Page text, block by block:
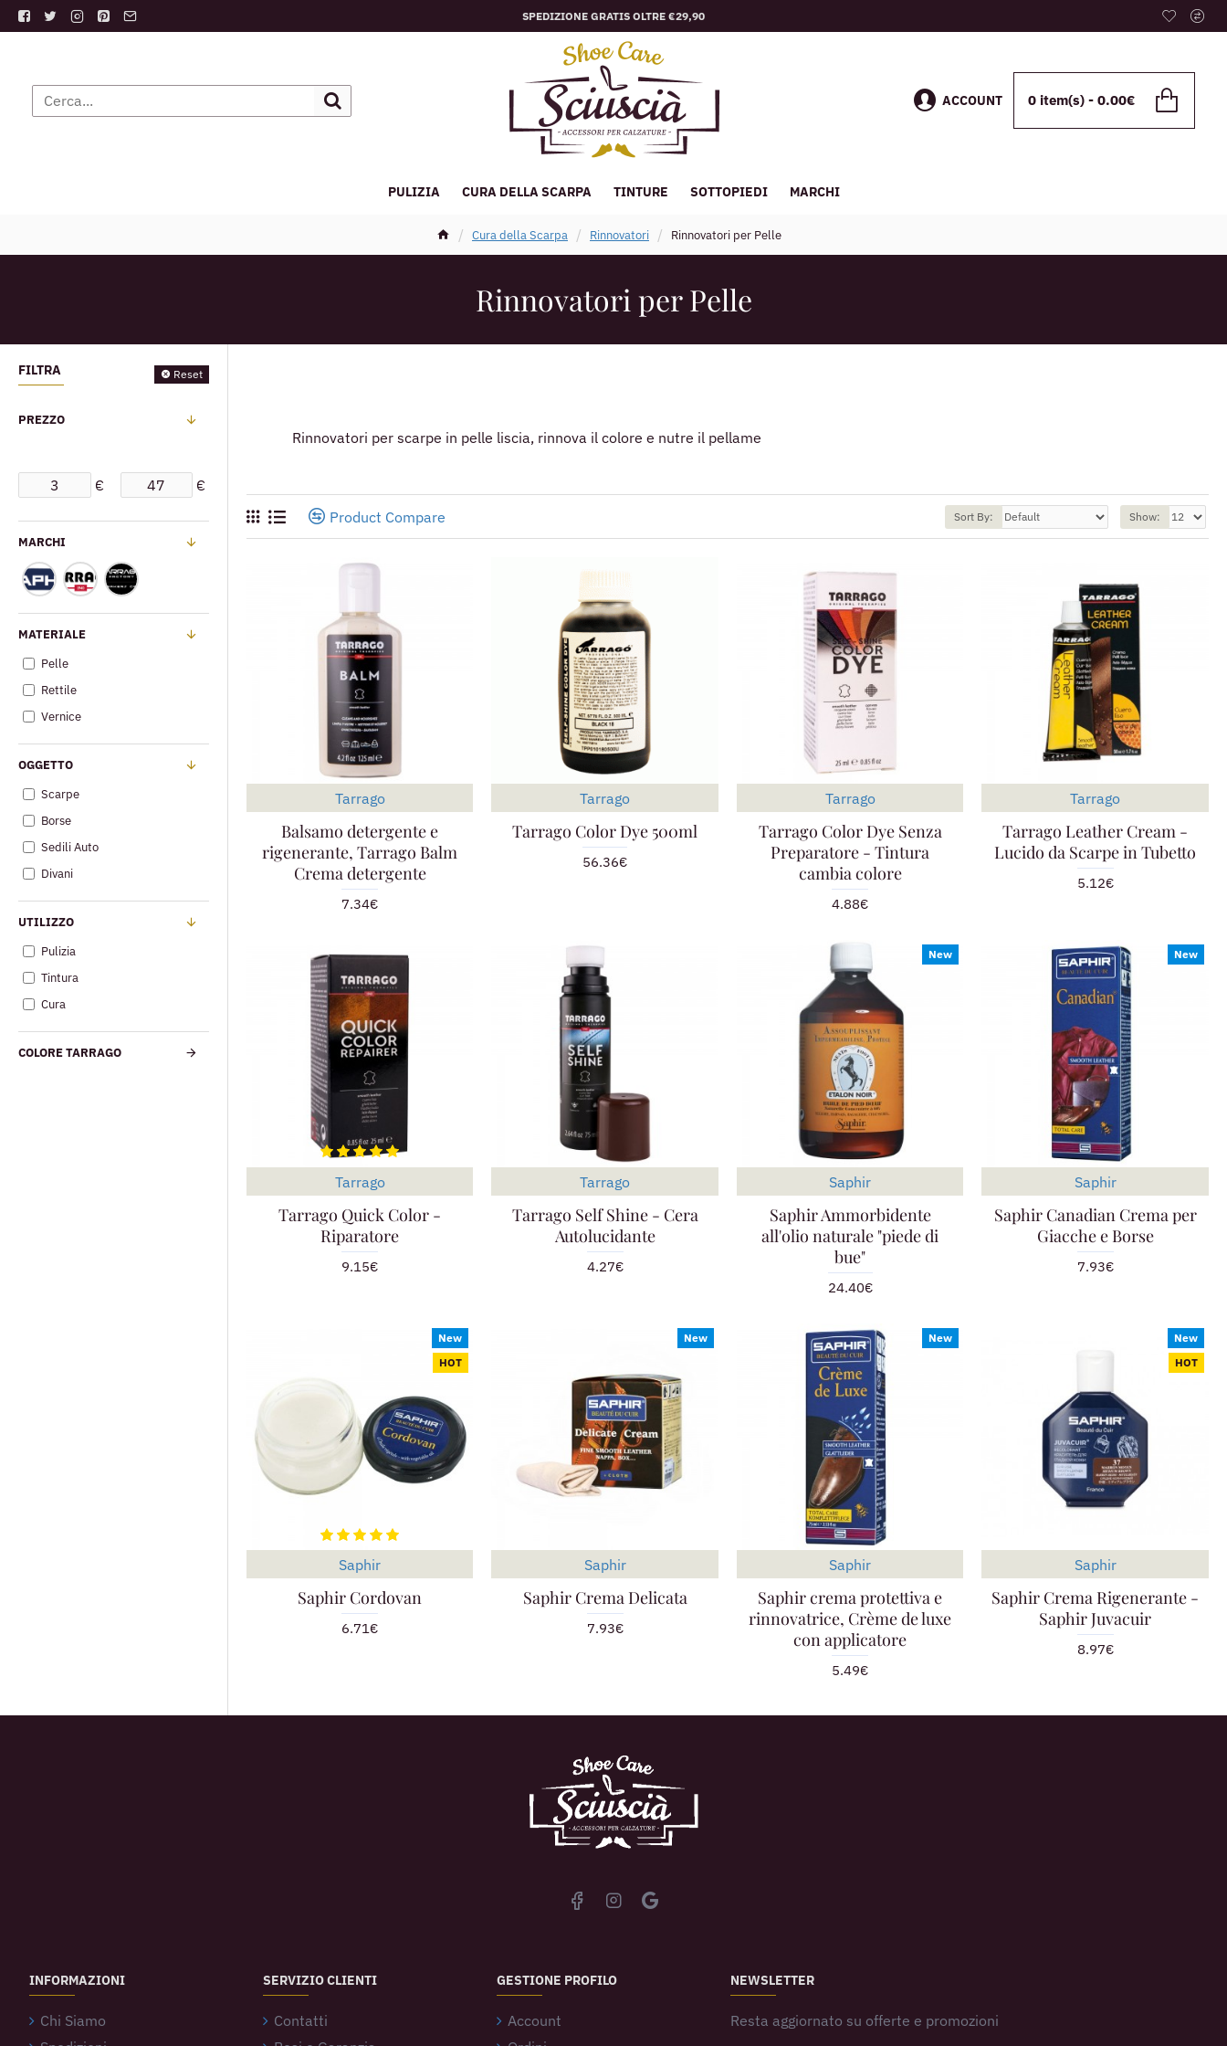
SPEDIZIONE GRATIS OLTRE €29,90
ACCOUNT 0 item(s) - 0.00€
PULIZIA CURA DELLA SCARPA TINTURE SOTTOPIEDI MARCHI
Cura della Scarpa Rinnovatori Rinnovatori per Pelle
Rinnovatori per Pelle
FILTRA Reset
PREZZO
€ €
MARCHI
COLORE TARRAGO
MATERIALE
Pelle
Rettile
Vernice
UTILIZZO
Pulizia
Tintura
Cura
OGGETTO
Scarpe
Borse
Sedili Auto
Divani
Rinnovatori per scarpe in pelle liscia, rinnova il colore e nutre il pellame
Product Compare Sort By: Show:
Tarrago
Balsamo detergente e
rigenerante, Tarrago Balm
Crema detergente
7.34€
Tarrago
Tarrago Color Dye 500ml
56.36€
Tarrago
Tarrago Color Dye Senza
Preparatore - Tintura
cambia colore
4.88€
Tarrago
Tarrago Leather Cream -
Lucido da Scarpe in Tubetto
5.12€
Tarrago
Tarrago Quick Color -
Riparatore
9.15€
Tarrago
Tarrago Self Shine - Cera
Autolucidante
4.27€
New
Saphir
Saphir Ammorbidente
all'olio naturale "piede di
bue"
24.40€
New
Saphir
Saphir Canadian Crema per
Giacche e Borse
7.93€
New
HOT
Saphir
Saphir Cordovan
6.71€
New
Saphir
Saphir Crema Delicata
7.93€
New
Saphir
Saphir crema protettiva e
rinnovatrice, Crème de luxe
con applicatore
5.49€
New
HOT
Saphir
Saphir Crema Rigenerante -
Saphir Juvacuir
8.97€
INFORMAZIONI
Chi Siamo
SERVIZIO CLIENTI
Contatti
GESTIONE PROFILO
Account
NEWSLETTER
Resta aggiornato su offerte e promozioni